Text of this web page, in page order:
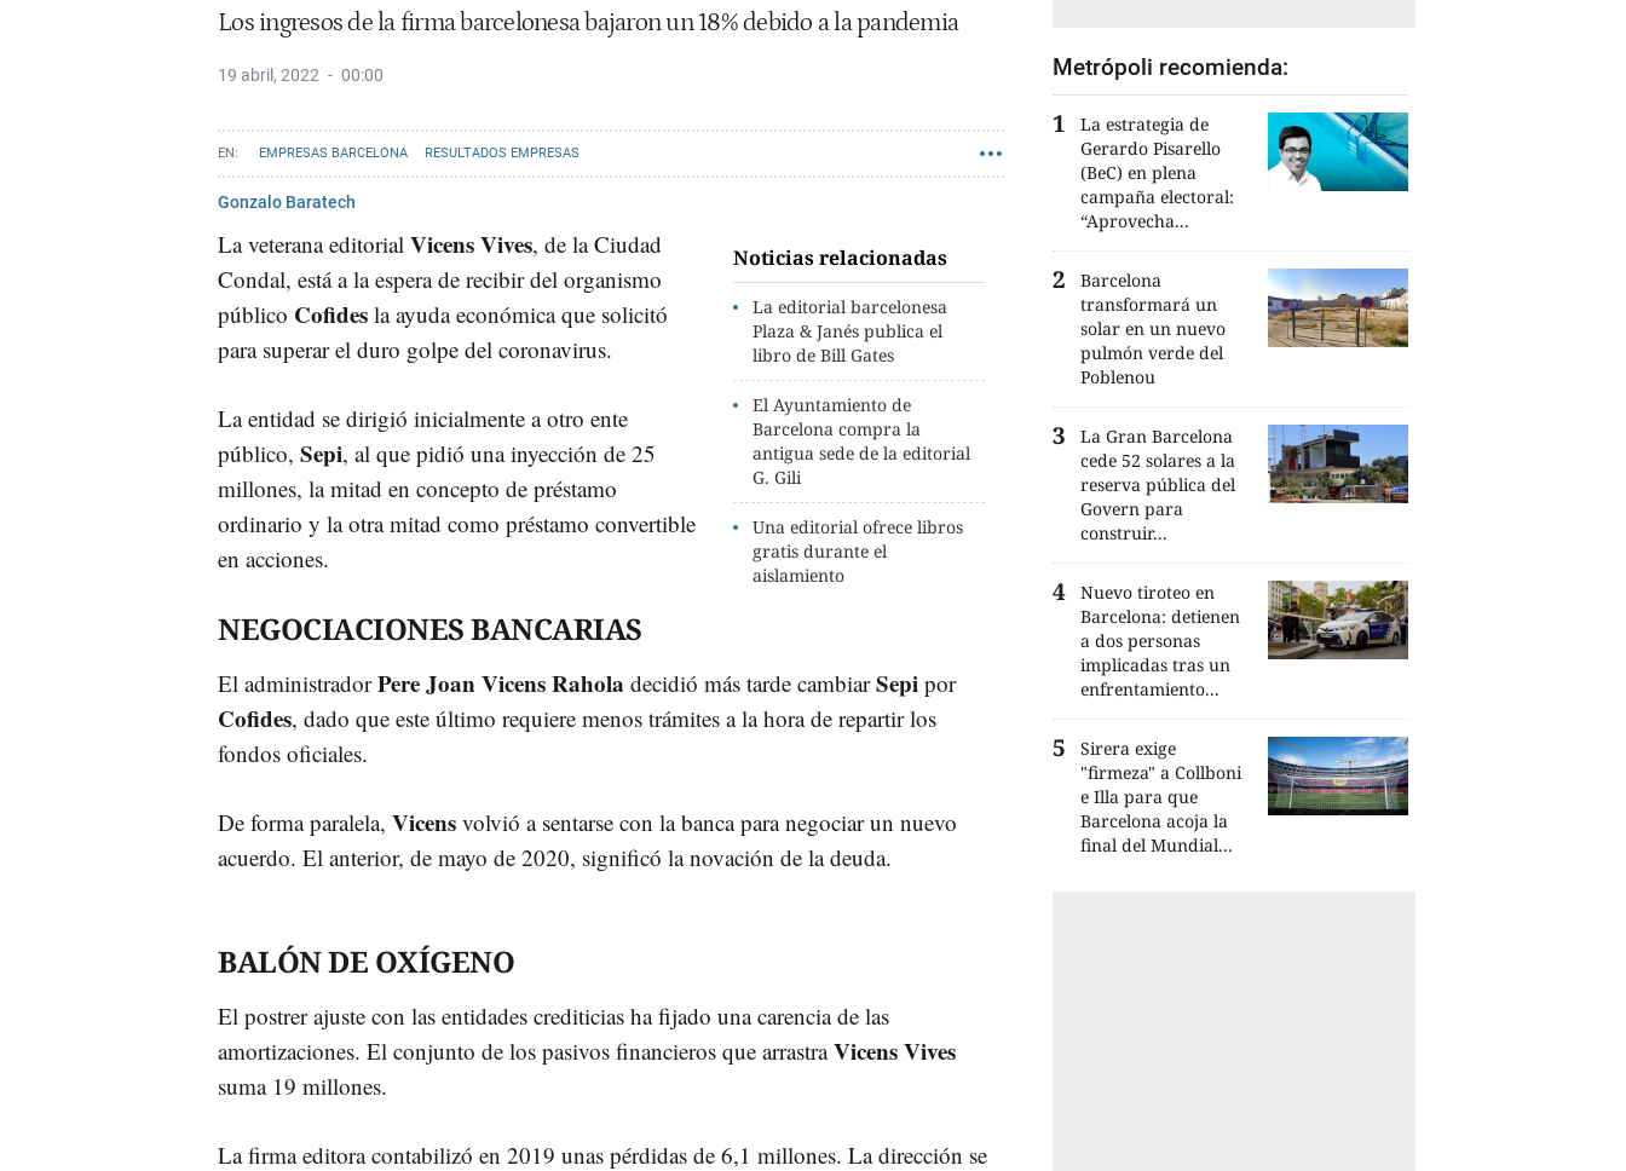
Los ingresos de la firma barcelonesa bajaron un 18% debido a la pandemia
19 abril, 2022 00:00
EMPRESAS BARCELONA RESULTADOS EMPRESAS
Gonzalo Baratech
Noticias relacionadas
La editorial barcelonesa
Plaza & Janés publica el
libro de Bill Gates
El Ayuntamiento de
Barcelona compra la
antigua sede de la editorial
G. Gili
Una editorial ofrece libros
gratis durante el
aislamiento
La veterana editorial Vicens Vives, de la Ciudad
Condal, está a la espera de recibir del organismo
público Cofides la ayuda económica que solicitó
para superar el duro golpe del coronavirus.
La entidad se dirigió inicialmente a otro ente
público, Sepi, al que pidió una inyección de 25
millones, la mitad en concepto de préstamo
ordinario y la otra mitad como préstamo convertible
en acciones.
NEGOCIACIONES BANCARIAS
El administradorPere Joan Vicens Rahola decidió más tarde cambiarSepi por
Cofides, dado que este último requiere menos trámites a la hora de repartir los
fondos oficiales.
De forma paralela, Vicens volvió a sentarse con la banca para negociar un nuevo
acuerdo. El anterior, de mayo de 2020, significó la novación de la deuda.
BALÓN DE OXÍGENO
El postrer ajuste con las entidades crediticias ha fijado una carencia de las
amortizaciones. El conjunto de los pasivos financieros que arrastraVicens Vives
suma 19 millones.
La firma editora contabilizó en 2019 unas pérdidas de 6,1 millones. La dirección se
Metrópoli recomienda:
La estrategia de
Gerardo Pisarello
(BeC) en plena
campaña electoral:
“Aprovecha...
Barcelona
transformará un
solar en un nuevo
pulmón verde del
Poblenou
La Gran Barcelona
cede 52 solares a la
reserva pública del
Govern para
construir...
Nuevo tiroteo en
Barcelona: detienen
a dos personas
implicadas tras un
enfrentamiento...
Sirera exige
"firmeza" a Collboni
e Illa para que
Barcelona acoja la
final del Mundial...